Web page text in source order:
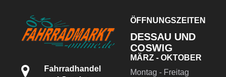
Fahrradhandel
ÖFFNUNGSZEITEN
DESSAU UND
COSWIG
MÄRZ - OKTOBER
Montag - Freitag